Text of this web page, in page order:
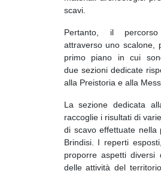
scavi.
Pertanto, il percorso
attraverso uno scalone,
primo piano in cui
due sezioni dedicate
alla Preistoria e alla
La sezione dedicata
raccoglie i risultati di
di scavo effettuate nella
Brindisi. I reperti
proporre aspetti diversi
delle attività del